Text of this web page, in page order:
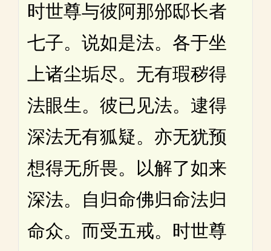
时世尊与彼阿那邠邸长者
七子。说如是法。各于坐
上诸尘垢尽。无有瑕秽得
法眼生。彼已见法。逮得
深法无有狐疑。亦无犹预
想得无所畏。以解了如来
深法。自归命佛归命法归
命众。而受五戒。时世尊